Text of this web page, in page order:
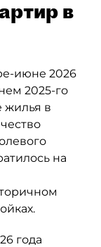
в
июне 2026
2025-го
жилья в
на
года